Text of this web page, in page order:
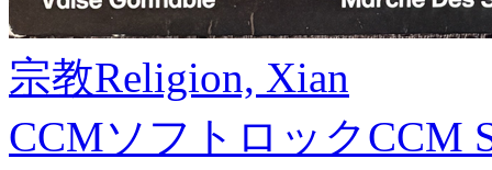
宗教Religion, Xian
CCMソフトロックCCM